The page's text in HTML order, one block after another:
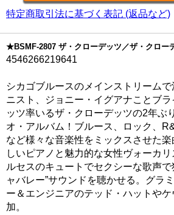
特定商取引法に基づく表記 (返品など)
★BSMF-2807 ザ・クローデッツ／ザ・クロー
4546266219641
シカゴブルースのメインストリーム
ニスト、ジョニー・イグアナことブ
ッツ率いるザ・クローデッツの2年ぶ
オ・アルバム！ブルース、ロック、
など様々な音楽性をミックスさせた
しいピアノと魅力的な女性ヴォーカ
ルセスのキュートでセクシーな歌声で
ャバレー”サウンドを聴かせる。グラ
ー＆エンジニアのテッド・ハットや
加。